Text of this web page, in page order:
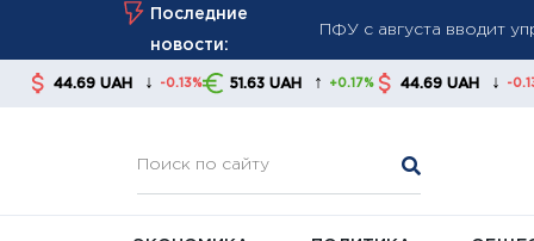
content
Последние
новости:
августа
Война разрушает
Курс валют на 6
↓ -0.13% 51.63 UAH ↑ +0.17% 44.69 UAH ↓ -0.13% 51.63 UAH